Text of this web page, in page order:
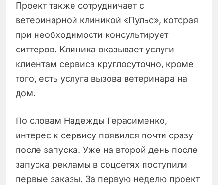
Проект также сотрудничает с
ветеринарной клиникой «Пульс», которая
при необходимости консультирует
ситтеров. Клиника оказывает услуги
клиентам сервиса круглосуточно, кроме
того, есть услуга вызова ветеринара на
дом.
По словам Надежды Герасименко,
интерес к сервису появился почти сразу
после запуска. Уже на второй день после
запуска рекламы в соцсетях поступили
первые заказы. За первую неделю проект